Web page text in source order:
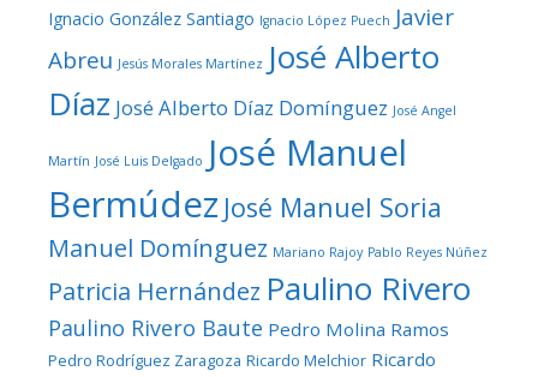
Ignacio González Santiago Ignacio López Puech Javier
Abreu Jesús Morales Martínez José Alberto
Díaz José Alberto Díaz Domínguez José Angel
Martín José Luis Delgado José Manuel
Bermúdez José Manuel Soria
Manuel Domínguez Mariano Rajoy Pablo Reyes Núñez
Patricia Hernández Paulino Rivero
Paulino Rivero Baute Pedro Molina Ramos
Pedro Rodríguez Zaragoza Ricardo Melchior Ricardo